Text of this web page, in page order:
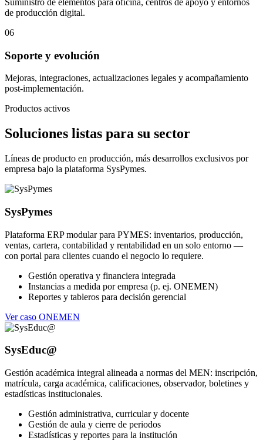
Suministro de elementos para oficina, centros de apoyo y entornos
de producción digital.
06
Soporte y evolución
Mejoras, integraciones, actualizaciones legales y acompañamiento
post-implementación.
Productos activos
Soluciones listas para su sector
Líneas de producto en producción, más desarrollos exclusivos por
empresa bajo la plataforma SysPymes.
SysPymes
Plataforma ERP modular para PYMES: inventarios, producción,
ventas, cartera, contabilidad y rentabilidad en un solo entorno —
con portal para clientes cuando el negocio lo requiere.
Gestión operativa y financiera integrada
Instancias a medida por empresa (p. ej. ONEMEN)
Reportes y tableros para decisión gerencial
Ver caso ONEMEN
SysEduc@
Gestión académica integral alineada a normas del MEN: inscripción,
matrícula, carga académica, calificaciones, observador, boletines y
estadísticas institucionales.
Gestión administrativa, curricular y docente
Gestión de aula y cierre de periodos
Estadísticas y reportes para la institución